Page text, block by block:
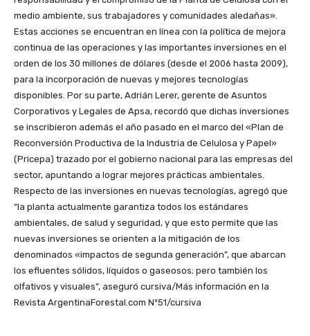
medio ambiente, sus trabajadores y comunidades aledañas».
Estas acciones se encuentran en línea con la política de mejora
continua de las operaciones y las importantes inversiones en el
orden de los 30 millones de dólares (desde el 2006 hasta 2009),
para la incorporación de nuevas y mejores tecnologías
disponibles. Por su parte, Adrián Lerer, gerente de Asuntos
Corporativos y Legales de Apsa, recordó que dichas inversiones
se inscribieron además el año pasado en el marco del «Plan de
Reconversión Productiva de la Industria de Celulosa y Papel»
(Pricepa) trazado por el gobierno nacional para las empresas del
sector, apuntando a lograr mejores prácticas ambientales.
Respecto de las inversiones en nuevas tecnologías, agregó que
“la planta actualmente garantiza todos los estándares
ambientales, de salud y seguridad, y que esto permite que las
nuevas inversiones se orienten a la mitigación de los
denominados «impactos de segunda generación”, que abarcan
los efluentes sólidos, líquidos o gaseosos; pero también los
olfativos y visuales”, aseguró cursiva/Más información en la
Revista ArgentinaForestal.com Nº51/cursiva